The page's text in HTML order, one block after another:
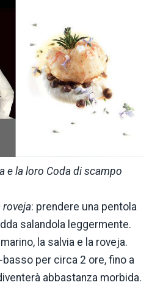
e la loro Coda di scampo
roveja: prendere una pentola
salandola leggermente.
la salvia e la roveja.
per circa 2 ore, fino a
abbastanza morbida.